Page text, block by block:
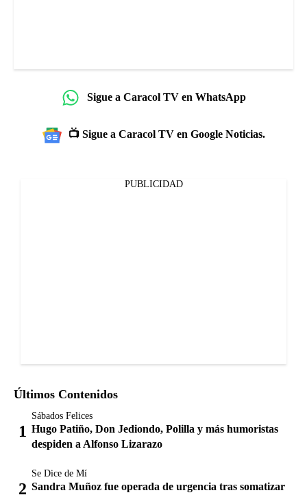
Sigue a Caracol TV en WhatsApp
📺 Sigue a Caracol TV en Google Noticias.
PUBLICIDAD
Últimos Contenidos
Sábados Felices
Hugo Patiño, Don Jediondo, Polilla y más humoristas
despiden a Alfonso Lizarazo
Se Dice de Mí
Sandra Muñoz fue operada de urgencia tras somatizar